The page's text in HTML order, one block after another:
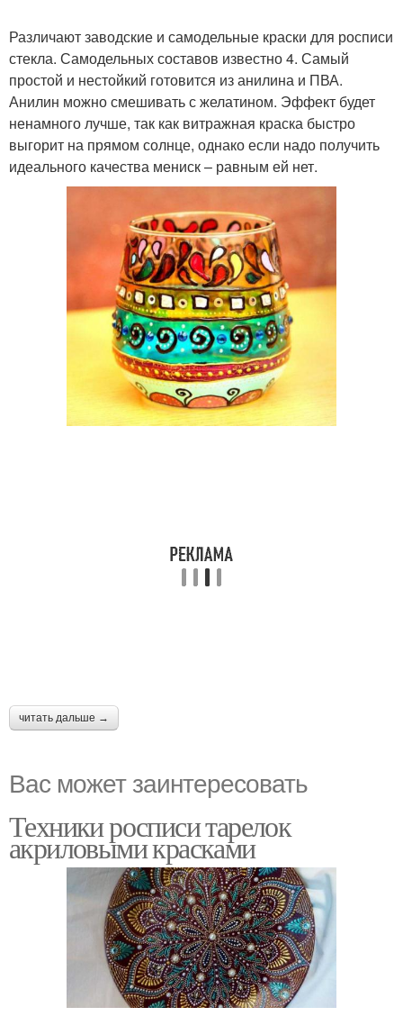
Различают заводские и самодельные краски для росписи
стекла. Самодельных составов известно 4. Самый
простой и нестойкий готовится из анилина и ПВА.
Анилин можно смешивать с желатином. Эффект будет
ненамного лучше, так как витражная краска быстро
выгорит на прямом солнце, однако если надо получить
идеального качества мениск – равным ей нет.
читать дальше →
Вас может заинтересовать
Техники росписи тарелок
акриловыми красками